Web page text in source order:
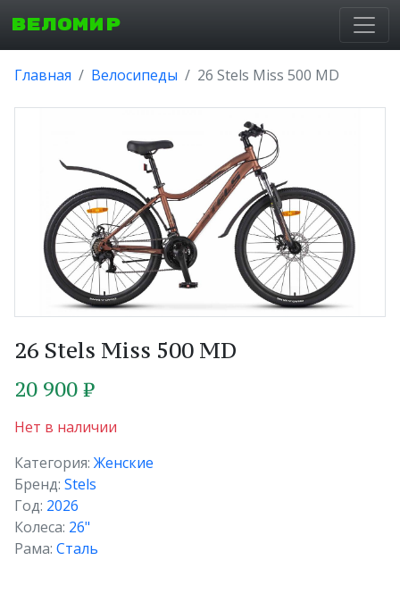
ВЕЛОМИР
Главная Велосипеды 26 Stels Miss 500 MD
26 Stels Miss 500 MD
20 900 ₽
Нет в наличии
Категория: Женские
Бренд: Stels
Год: 2026
Колеса: 26"
Рама: Сталь